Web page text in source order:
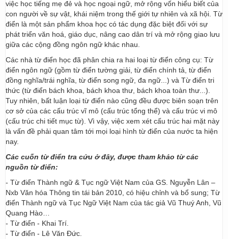
việc học tiếng mẹ đẻ và học ngoại ngữ, mở rộng vốn hiểu biết của
con người về sự vật, khái niệm trong thế giới tự nhiên và xã hội. Từ
điển là một sản phẩm khoa học có tác dụng đặc biệt đối với sự
phát triển văn hoá, giáo dục, nâng cao dân trí và mở rộng giao lưu
giữa các cộng đồng ngôn ngữ khác nhau.
Các nhà từ điển học đã phân chia ra hai loại từ điển công cụ: Từ
điển ngôn ngữ (gồm từ điển tường giải, từ điển chính tả, từ điển
đồng nghĩa/trái nghĩa, từ điển song ngữ, đa ngữ...) và Từ điển tri
thức (từ điển bách khoa, bách khoa thư, bách khoa toàn thư...).
Tuy nhiên, bất luận loại từ điển nào cũng đều được biên soạn trên
cơ sở của các cấu trúc vĩ mô (cấu trúc tổng thể) và cấu trúc vi mô
(cấu trúc chi tiết mục từ). Vì vậy, việc xem xét cấu trúc hai mặt này
là vấn đề phải quan tâm tới mọi loại hình từ điển của nước ta hiện
nay.
Các cuốn từ điển tra cứu ở đây, được tham khảo từ các
nguồn từ điển:
- Từ điển Thành ngữ & Tục ngữ Việt Nam của GS. Nguyễn Lân –
Nxb Văn hóa Thông tin tái bản 2010, có hiệu chỉnh và bổ sung; Từ
điển Thành ngữ và Tục Ngữ Việt Nam của tác giả Vũ Thuý Anh, Vũ
Quang Hào…
- Từ điển - Khai Trí.
- Từ điển - Lê Văn Đức.